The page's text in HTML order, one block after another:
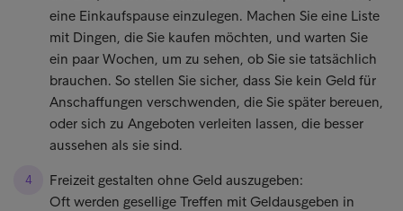
eine Einkaufspause einzulegen. Machen Sie eine Liste
mit Dingen, die Sie kaufen möchten, und warten Sie
ein paar Wochen, um zu sehen, ob Sie sie tatsächlich
brauchen. So stellen Sie sicher, dass Sie kein Geld für
Anschaffungen verschwenden, die Sie später bereuen,
oder sich zu Angeboten verleiten lassen, die besser
aussehen als sie sind.
Freizeit gestalten ohne Geld auszugeben:
Oft werden gesellige Treffen mit Geldausgeben in